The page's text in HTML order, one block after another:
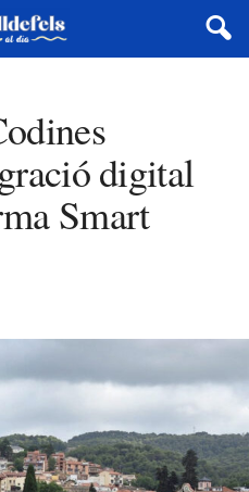
digital
Smart